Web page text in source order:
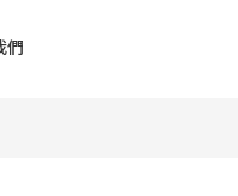
們